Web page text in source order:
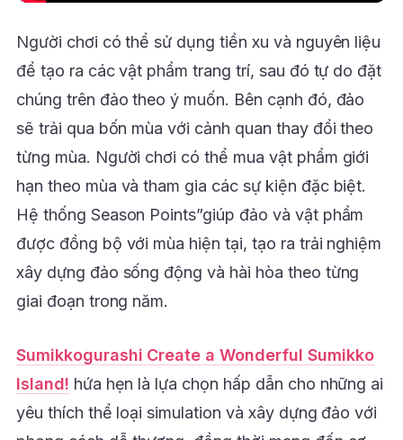
Người chơi có thể sử dụng tiền xu và nguyên liệu
để tạo ra các vật phẩm trang trí, sau đó tự do đặt
chúng trên đảo theo ý muốn. Bên cạnh đó, đảo
sẽ trải qua bốn mùa với cảnh quan thay đổi theo
từng mùa. Người chơi có thể mua vật phẩm giới
hạn theo mùa và tham gia các sự kiện đặc biệt.
Hệ thống Season Points”giúp đảo và vật phẩm
được đồng bộ với mùa hiện tại, tạo ra trải nghiệm
xây dựng đảo sống động và hài hòa theo từng
giai đoạn trong năm.
Sumikkogurashi Create a Wonderful Sumikko
Island! hứa hẹn là lựa chọn hấp dẫn cho những ai
yêu thích thể loại simulation và xây dựng đảo với